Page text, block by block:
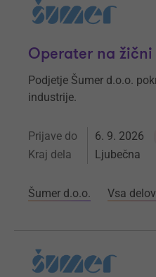
Operater na
Podjetje Šumer d.o.o.
industrije.
Prijave do 6. 9. 2026
Kraj dela Ljubečna
Šumer d.o.o. Vsa